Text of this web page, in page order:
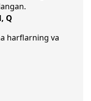
Q
harflarning va